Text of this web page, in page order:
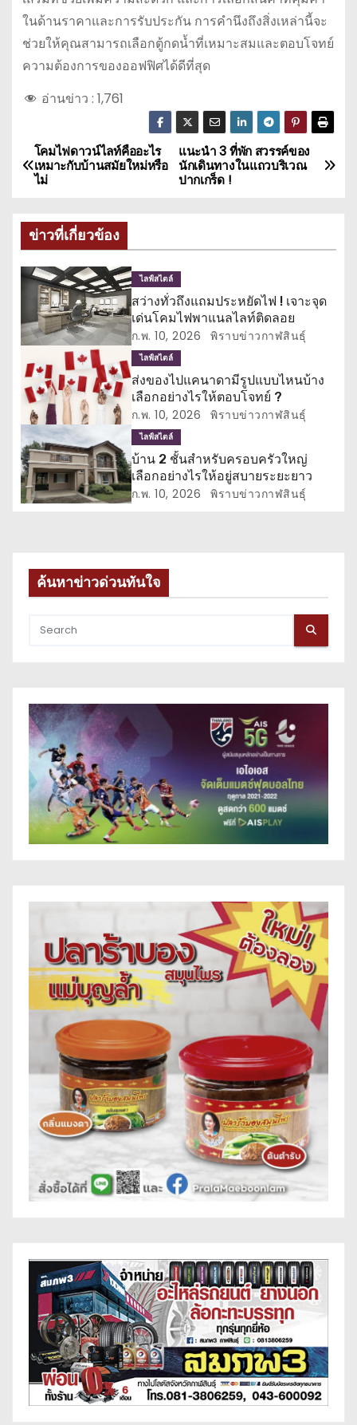
ในด้านราคาและการรับประกัน การคำนึงถึงสิ่งเหล่านี้จะ
ช่วยให้คุณสามารถเลือกตู้กดน้ำที่เหมาะสมและตอบโจทย์
ความต้องการของออฟฟิศได้ดีที่สุด
อ่านข่าว : 1,761
แ
น
ะ
แ
น
ว
เ
รื่
อ
ง
แนะนำ 3 ที่พัก สวรรค์ของ
นักเดินทางในแถวบริเวณ
ปากเกร็ด !
โคมไฟดาวน์ไลท์คืออะไร
เหมาะกับบ้านสมัยใหม่หรือ
ไม่
ข่าวที่เกี่ยวข้อง
ไลฟ์สไตล์
สว่างทั่วถึงแถมประหยัดไฟ ! เจาะจุด
เด่นโคมไฟพาแนลไลท์ติดลอย
ก.พ. 10, 2026 พิราบข่าวกาฬสินธุ์
ไลฟ์สไตล์
ส่งของไปแคนาดามีรูปแบบไหนบ้าง
เลือกอย่างไรให้ตอบโจทย์ ?
ก.พ. 10, 2026 พิราบข่าวกาฬสินธุ์
ไลฟ์สไตล์
บ้าน 2 ชั้นสำหรับครอบครัวใหญ่
เลือกอย่างไรให้อยู่สบายระยะยาว
ก.พ. 10, 2026 พิราบข่าวกาฬสินธุ์
ค้นหาข่าวด่วนทันใจ